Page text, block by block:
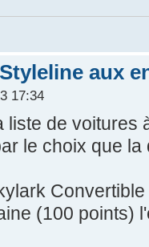
aux
17:34
de voitures
le choix que
(100 points)